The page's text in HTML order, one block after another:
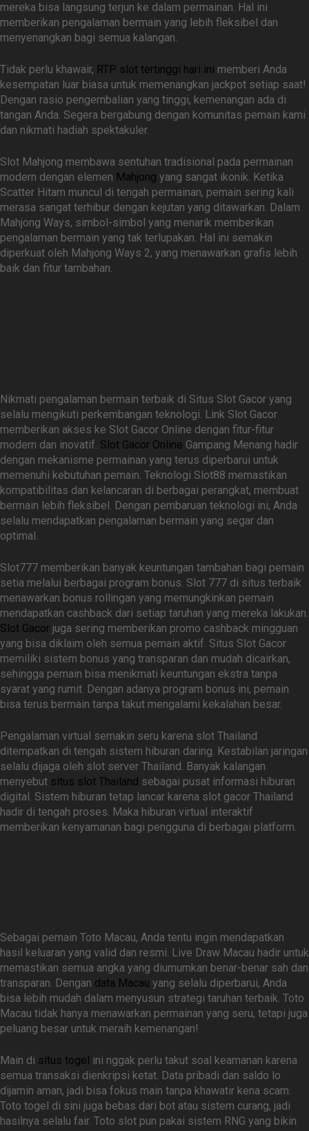
mereka bisa langsung terjun ke dalam permainan. Hal ini
memberikan pengalaman bermain yang lebih fleksibel dan
menyenangkan bagi semua kalangan.
Tidak perlu khawair, RTP slot tertinggi hari ini memberi Anda
kesempatan luar biasa untuk memenangkan jackpot setiap saat!
Dengan rasio pengembalian yang tinggi, kemenangan ada di
tangan Anda. Segera bergabung dengan komunitas pemain kami
dan nikmati hadiah spektakuler.
Slot Mahjong membawa sentuhan tradisional pada permainan
modern dengan elemen Mahjong yang sangat ikonik. Ketika
Scatter Hitam muncul di tengah permainan, pemain sering kali
merasa sangat terhibur dengan kejutan yang ditawarkan. Dalam
Mahjong Ways, simbol-simbol yang menarik memberikan
pengalaman bermain yang tak terlupakan. Hal ini semakin
diperkuat oleh Mahjong Ways 2, yang menawarkan grafis lebih
baik dan fitur tambahan.
Nikmati pengalaman bermain terbaik di Situs Slot Gacor yang
selalu mengikuti perkembangan teknologi. Link Slot Gacor
memberikan akses ke Slot Gacor Online dengan fitur-fitur
modern dan inovatif. Slot Gacor Online Gampang Menang hadir
dengan mekanisme permainan yang terus diperbarui untuk
memenuhi kebutuhan pemain. Teknologi Slot88 memastikan
kompatibilitas dan kelancaran di berbagai perangkat, membuat
bermain lebih fleksibel. Dengan pembaruan teknologi ini, Anda
selalu mendapatkan pengalaman bermain yang segar dan
optimal.
Slot777 memberikan banyak keuntungan tambahan bagi pemain
setia melalui berbagai program bonus. Slot 777 di situs terbaik
menawarkan bonus rollingan yang memungkinkan pemain
mendapatkan cashback dari setiap taruhan yang mereka lakukan.
Slot Gacor juga sering memberikan promo cashback mingguan
yang bisa diklaim oleh semua pemain aktif. Situs Slot Gacor
memiliki sistem bonus yang transparan dan mudah dicairkan,
sehingga pemain bisa menikmati keuntungan ekstra tanpa
syarat yang rumit. Dengan adanya program bonus ini, pemain
bisa terus bermain tanpa takut mengalami kekalahan besar.
Pengalaman virtual semakin seru karena slot Thailand
ditempatkan di tengah sistem hiburan daring. Kestabilan jaringan
selalu dijaga oleh slot server Thailand. Banyak kalangan
menyebut situs slot Thailand sebagai pusat informasi hiburan
digital. Sistem hiburan tetap lancar karena slot gacor Thailand
hadir di tengah proses. Maka hiburan virtual interaktif
memberikan kenyamanan bagi pengguna di berbagai platform.
Sebagai pemain Toto Macau, Anda tentu ingin mendapatkan
hasil keluaran yang valid dan resmi. Live Draw Macau hadir untuk
memastikan semua angka yang diumumkan benar-benar sah dan
transparan. Dengan data Macau yang selalu diperbarui, Anda
bisa lebih mudah dalam menyusun strategi taruhan terbaik. Toto
Macau tidak hanya menawarkan permainan yang seru, tetapi juga
peluang besar untuk meraih kemenangan!
Main di situs togel ini nggak perlu takut soal keamanan karena
semua transaksi dienkripsi ketat. Data pribadi dan saldo lo
dijamin aman, jadi bisa fokus main tanpa khawatir kena scam.
Toto togel di sini juga bebas dari bot atau sistem curang, jadi
hasilnya selalu fair. Toto slot pun pakai sistem RNG yang bikin